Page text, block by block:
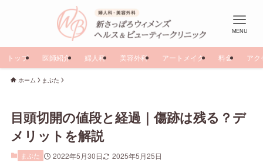
MENU
トップ 医師紹介 婦人科 美容外科 アートメイク 料金 アク
ホーム まぶた
目頭切開の値段と経過｜傷跡は残る？デ
メリットを解説
まぶた 2022年5月30日 2025年5月25日